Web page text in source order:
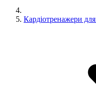
Кардіотренажери